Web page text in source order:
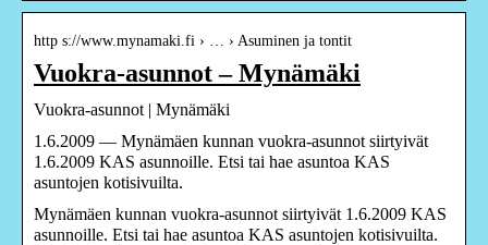
http s://www.mynamaki.fi › … › Asuminen ja tontit
Vuokra-asunnot – Mynämäki
Vuokra-asunnot | Mynämäki
1.6.2009 — Mynämäen kunnan vuokra-asunnot siirtyivät
1.6.2009 KAS asunnoille. Etsi tai hae asuntoa KAS
asuntojen kotisivuilta.
Mynämäen kunnan vuokra-asunnot siirtyivät 1.6.2009 KAS
asunnoille. Etsi tai hae asuntoa KAS asuntojen kotisivuilta.